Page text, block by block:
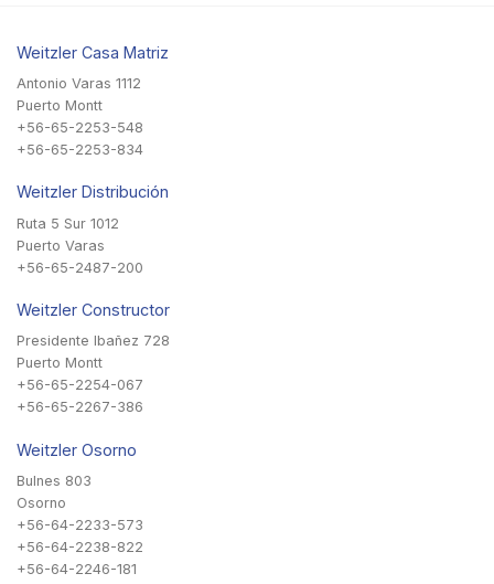
Weitzler Casa Matriz
Antonio Varas 1112
Puerto Montt
+56-65-2253-548
+56-65-2253-834
Weitzler Distribución
Ruta 5 Sur 1012
Puerto Varas
+56-65-2487-200
Weitzler Constructor
Presidente Ibañez 728
Puerto Montt
+56-65-2254-067
+56-65-2267-386
Weitzler Osorno
Bulnes 803
Osorno
+56-64-2233-573
+56-64-2238-822
+56-64-2246-181